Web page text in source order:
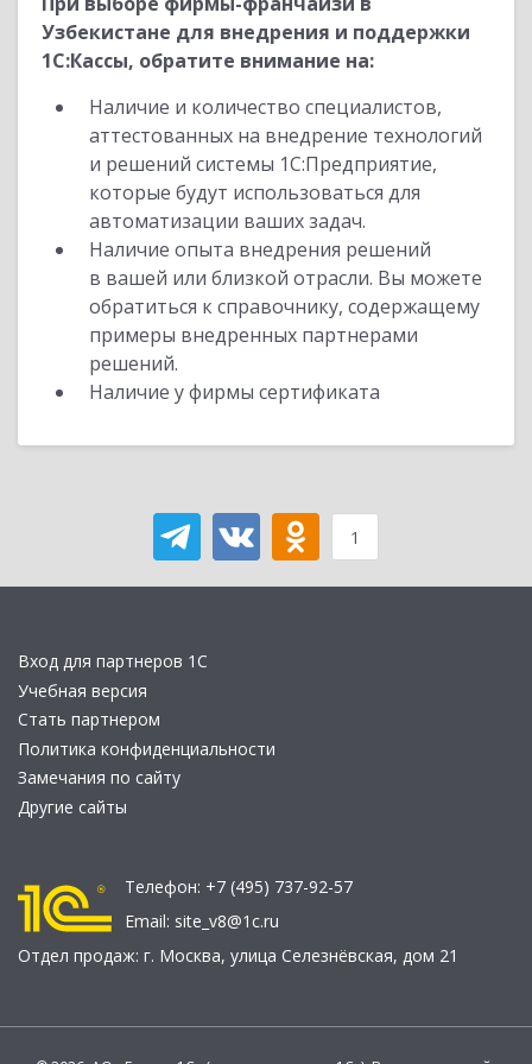
Узбекистане для внедрения и поддержки
1С:Кассы, обратите внимание на:
Наличие и количество специалистов,
аттестованных на внедрение технологий
и решений системы 1С:Предприятие,
которые будут использоваться для
автоматизации ваших задач.
Наличие опыта внедрения решений
в вашей или близкой отрасли. Вы можете
обратиться к справочнику, содержащему
примеры внедренных партнерами
решений.
Наличие у фирмы сертификата
1
Вход для партнеров 1С
Учебная версия
Стать партнером
Политика конфиденциальности
Замечания по сайту
Другие сайты
Телефон: +7 (495) 737-92-57
Email: site_v8@1c.ru
Отдел продаж: г. Москва, улица Селезнёвская, дом 21